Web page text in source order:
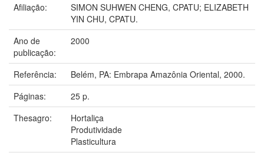
Afiliação:
SIMON SUHWEN CHENG, CPATU; ELIZABETH
YIN CHU, CPATU.
Ano de
publicação:
2000
Referência:
Belém, PA: Embrapa Amazônia Oriental, 2000.
Páginas:
25 p.
Thesagro:
Hortaliça
Produtividade
Plasticultura